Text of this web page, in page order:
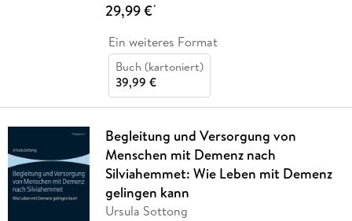
29,99 €*
Ein weiteres Format
Buch (kartoniert)
39,99 €
Begleitung und Versorgung von
Menschen mit Demenz nach
Silviahemmet: Wie Leben mit Demenz
gelingen kann
Ursula Sottong